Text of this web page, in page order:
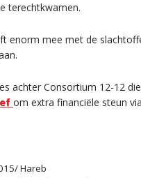
terechtkwamen.
enorm mee met de
achter Consortium 12-12
om extra financiële steun
Hareb